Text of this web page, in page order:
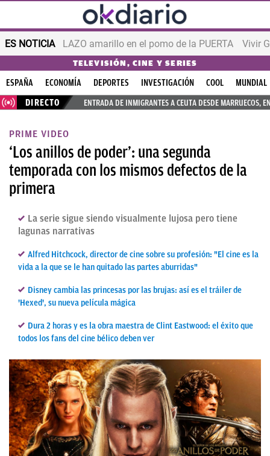
ES NOTICIA LAZO amarillo en el pomo de la PUERTA Vivir
TELEVISIÓN, CINE Y SERIES
ESPAÑA ECONOMÍA DEPORTES INVESTIGACIÓN COOL
MUNDIAL
DIRECTO
ENTRADA DE INMIGRANTES A CEUTA DESDE MARRUECOS,
PRIME VIDEO
‘Los anillos de poder’: una segunda
temporada con los mismos defectos de la
primera
La serie sigue siendo visualmente lujosa pero tiene
lagunas narrativas
Alfred Hitchcock, director de cine sobre su profesión: "El cine es la
vida a la que se le han quitado las partes aburridas"
Disney cambia las princesas por las brujas: así es el tráiler de
'Hexed', su nueva película mágica
Dura 2 horas y es la obra maestra de Clint Eastwood: el éxito que
todos los fans del cine bélico deben ver